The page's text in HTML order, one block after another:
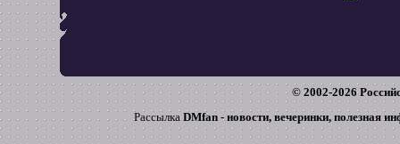
© 2002-2026
Рассылка DMfan - новости, вечеринки, полезная